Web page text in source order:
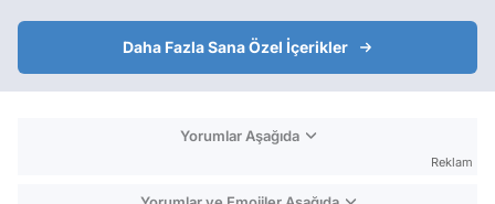
Daha Fazla Sana Özel İçerikler
Yorumlar Aşağıda
Reklam